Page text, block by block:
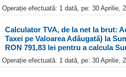
Operație efectuată: 1 dată, pe: 30 Aprilie,
Calculator TVA, de la net la brut:
Taxei pe Valoarea Adăugată) la
RON 791,83 lei pentru a calcula
Operație efectuată: 1 dată, pe: 30 Aprilie,